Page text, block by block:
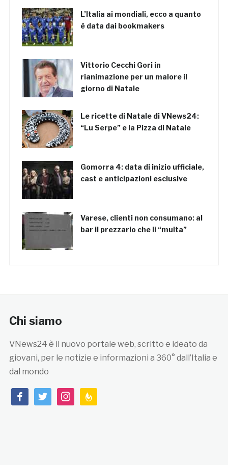
L’Italia ai mondiali, ecco a quanto
è data dai bookmakers
Vittorio Cecchi Gori in
rianimazione per un malore il
giorno di Natale
Le ricette di Natale di VNews24:
“Lu Serpe” e la Pizza di Natale
Gomorra 4: data di inizio ufficiale,
cast e anticipazioni esclusive
Varese, clienti non consumano: al
bar il prezzario che li “multa”
Chi siamo
VNews24 è il nuovo portale web, scritto e ideato da
giovani, per le notizie e informazioni a 360° dall’Italia e
dal mondo
facebooktwitterinstagramfeedburner